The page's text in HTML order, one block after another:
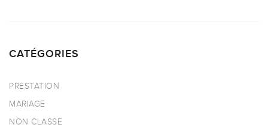
CATÉGORIES
PRESTATION
MARIAGE
NON CLASSE